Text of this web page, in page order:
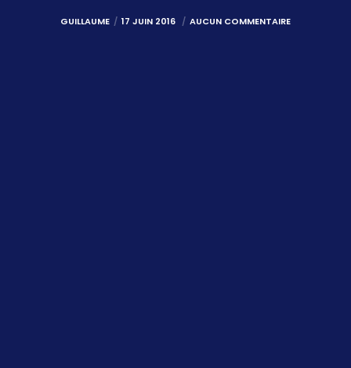
GUILLAUME 17 JUIN 2016 AUCUN COMMENTAIRE